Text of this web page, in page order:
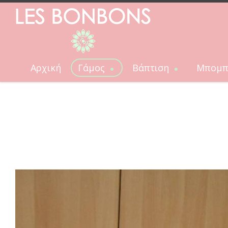
Αρχική Γάμος
Γάμος
Βάπτιση
Βάπτιση
Μπομπονιέρα